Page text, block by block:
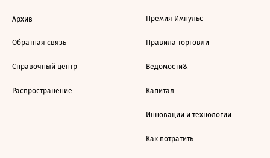
Архив
Обратная связь
Справочный центр
Распространение
Премия Импульс
Правила торговли
Ведомости&
Капитал
Инновации и технологии
Как потратить